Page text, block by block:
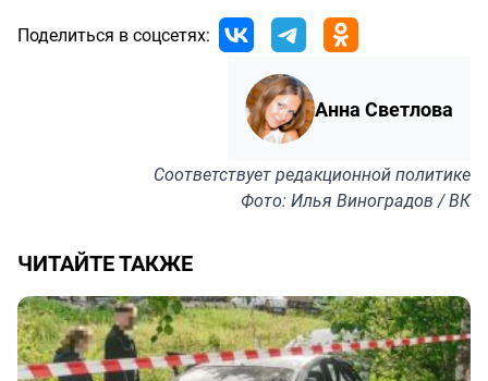
Поделиться в соцсетях:
Анна Светлова
Соответствуетредакционной политике
Фото: Илья Виноградов / ВК
ЧИТАЙТЕ ТАКЖЕ